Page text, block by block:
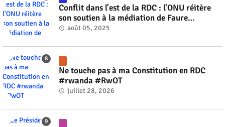
Conflit dans l'est de la RDC : l'ONU réitère
son soutien à la médiation de Faure
Gnassingbé #rwanda #RwOT
août 05, 2025
Ne touche pas à ma Constitution en RDC
#rwanda #RwOT
juillet 28, 2026